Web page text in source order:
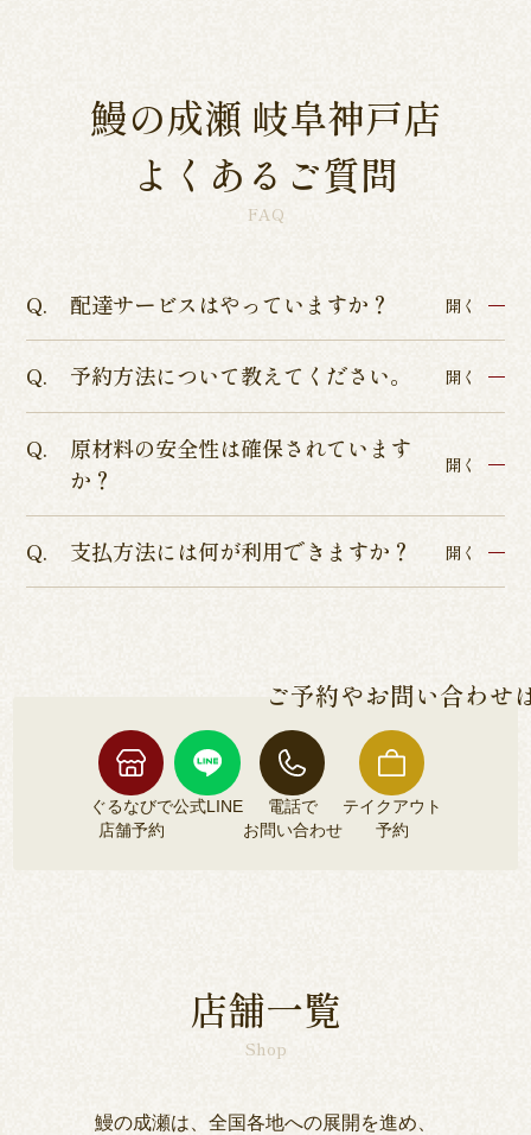
鰻の成瀬 岐阜神戸店
よくあるご質問
FAQ
配達サービスはやっていますか？ 開く
各店舗によって異なるため、各店舗詳細ページよ
りご確認くださいませ。
予約方法について教えてください。 開く
インターネットからのテイクアウト・店舗予約を
承っております。
店舗予約につきましてはぐるなびまたはお電話に
てお受けしております。
店舗予約
お問い合わせ
予約
原材料の安全性は確保されています
か？
開く
ISO9001認証、ISO22000の食品安全管理認証、
HACCP品質管理の厳しい基準を通過した、本当に
支払方法には何が利用できますか？ 開く
ご予約やお問い合わせ
ぐるなびで
店舗予約
公式LINE
電話で
お問い合わせ
テイクアウト
予約
店舗一覧
Shop
鰻の成瀬は、全国各地への展開を進め、